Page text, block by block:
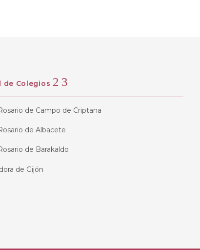
de Colegios
de Campo de Criptana
de Albacete
de Barakaldo
de Gijón
de Jesús de Oviedo